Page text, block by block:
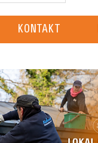
KONTAKT